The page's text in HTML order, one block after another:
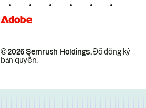
© 2026 Semrush Holdings.Đã đăng ký
bản quyền.